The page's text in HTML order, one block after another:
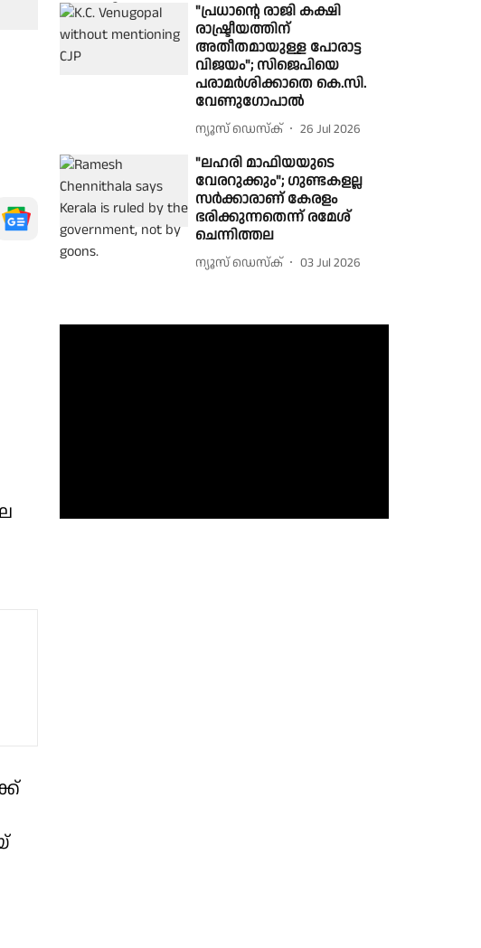
"പ്രധാൻ്റെ രാജി കക്ഷി
രാഷ്ട്രീയത്തിന്
അതീതമായുള്ള പോരാട്ട
വിജയം"; സിജെപിയെ
പരാമർശിക്കാതെ കെ.സി.
വേണുഗോപാൽ
ന്യൂസ് ഡെസ്ക് 26 Jul 2026
"ലഹരി മാഫിയയുടെ
വേരറുക്കും"; ഗുണ്ടകളല്ല
സർക്കാരാണ് കേരളം
ഭരിക്കുന്നതെന്ന് രമേശ്
ചെന്നിത്തല
ന്യൂസ് ഡെസ്ക് 03 Jul 2026